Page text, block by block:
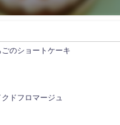
ごのショートケーキ
ドフロマージュ